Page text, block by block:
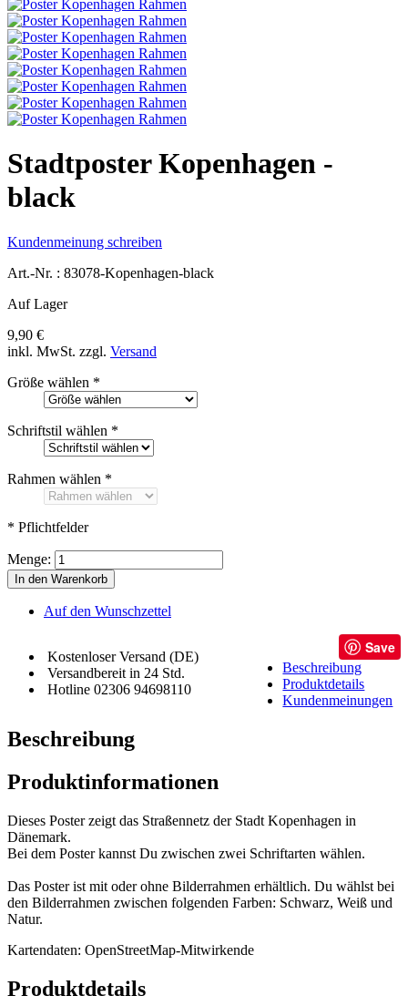
Stadtposter Kopenhagen -
black
Kundenmeinung schreiben
Art.-Nr. : 83078-Kopenhagen-black
Auf Lager
9,90 €
inkl. MwSt. zzgl. Versand
Größe wählen *
Schriftstil wählen *
Rahmen wählen *
* Pflichtfelder
Menge:
In den Warenkorb
Auf den Wunschzettel
Kostenloser Versand (DE)
Versandbereit in 24 Std.
Hotline 02306 94698110
Save
Beschreibung
Produktdetails
Kundenmeinungen
Beschreibung
Produktinformationen
Dieses Poster zeigt das Straßennetz der Stadt Kopenhagen in
Dänemark.
Bei dem Poster kannst Du zwischen zwei Schriftarten wählen.
Das Poster ist mit oder ohne Bilderrahmen erhältlich. Du wählst bei
den Bilderrahmen zwischen folgenden Farben: Schwarz, Weiß und
Natur.
Kartendaten: OpenStreetMap-Mitwirkende
Produktdetails